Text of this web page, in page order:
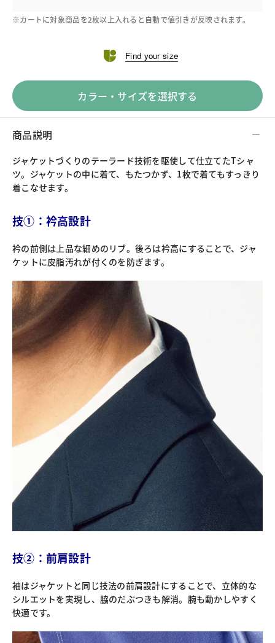
※カートに対象商品を2枚以上入れると自動で値引きが反映されます。
Find your size
カラー・サイズを選択する
商品説明
ジャケットづくりのテーラード技術を駆使して仕立てたTシャ
ツ。ジャケットの中に着て、もたつかず、1枚で着てもすっきり
着こなせます。
技①：衿高設計
衿の前側は上品な細めのリブ。後ろは衿高にすることで、ジャ
ケットに皮脂汚れが付くのを防ぎます。
技②：前肩設計
袖はジャケットと同じ技法の前肩設計にすることで、立体的な
シルエットを実現し、脇のだぶつきも解消。腕も動かしやすく
快適です。